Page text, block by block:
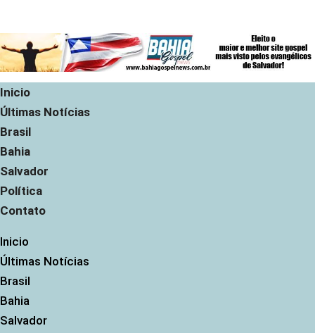
Inicio
Últimas Notícias
Brasil
Bahia
Salvador
Política
Contato
Inicio
Últimas Notícias
Brasil
Bahia
Salvador